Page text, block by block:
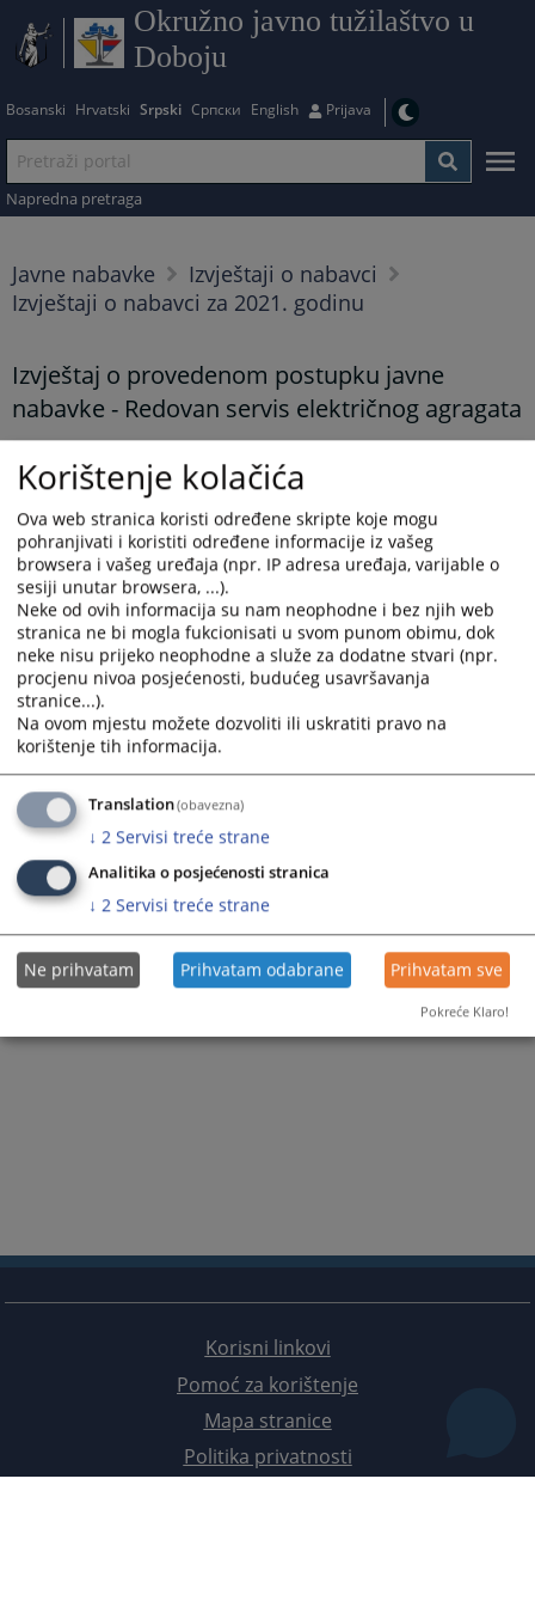
Okružno javno tužilaštvo u
Doboju
Bosanski Hrvatski Srpski Српски English Prijava
Napredna pretraga
Javne nabavke
Izvještaji o nabavci
Izvještaji o nabavci za 2021. godinu
Izvještaj o provedenom postupku javne
nabavke - Redovan servis električnog agragata
29.01.2021.
Prikazana vijest je na
Prateći dokumenti
Izvještaj o provedenom postupku javne nabavke -
Redovan servis električnog agragata
430PREGLEDA
Korisni linkovi
Pomoć za korištenje
Mapa stranice
Politika privatnosti
Korištenje kolačića
Ova web stranica koristi određene skripte koje mogu
pohranjivati i koristiti određene informacije iz vašeg
browsera i vašeg uređaja (npr. IP adresa uređaja, varijable o
sesiji unutar browsera, ...).
Neke od ovih informacija su nam neophodne i bez njih web
stranica ne bi mogla fukcionisati u svom punom obimu, dok
neke nisu prijeko neophodne a služe za dodatne stvari (npr.
procjenu nivoa posjećenosti, budućeg usavršavanja
stranice...).
Na ovom mjestu možete dozvoliti ili uskratiti pravo na
korištenje tih informacija.
Translation(obavezna)
↓ 2 Servisi treće strane
Analitika o posjećenosti stranica
↓ 2 Servisi treće strane
Ne prihvatam Prihvatam odabrane Prihvatam sve
Pokreće Klaro!